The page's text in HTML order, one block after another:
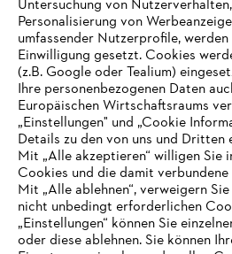
AUSZEICHNUNGEN
Untersuchung von
Personalisierung von
umfassender Nutzerprofile,
Einwilligung gesetzt. Cookies
(z.B. Google oder Tealium)
Ihre personenbezogenen Daten
Europäischen Wirtschaftsraums
„Einstellungen" und „Cookie
Details zu den von uns und Dritten
Mit „Alle akzeptieren“ willigen Sie
Cookies und die damit
Mit „Alle ablehnen“, verweigern
nicht unbedingt erforderlichen
„Einstellungen“ können Sie
oder diese ablehnen. Sie können